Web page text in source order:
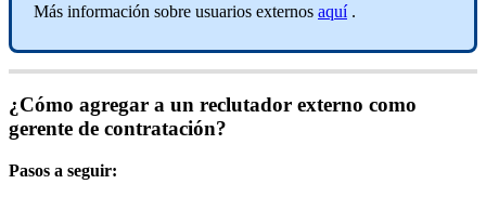
Más información sobre usuarios externos aquí .
¿Cómo agregar a un reclutador externo como
gerente de contratación?
Pasos a seguir: